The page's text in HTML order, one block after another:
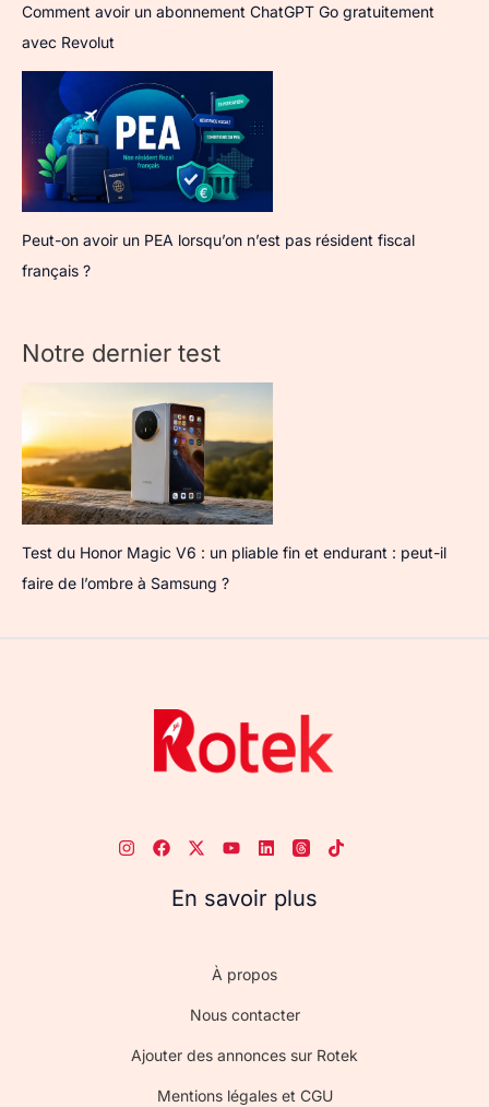
Comment avoir un abonnement ChatGPT Go gratuitement
avec Revolut
Peut-on avoir un PEA lorsqu’on n’est pas résident fiscal
français ?
Notre dernier test
Test du Honor Magic V6 : un pliable fin et endurant : peut-il
faire de l’ombre à Samsung ?
En savoir plus
À propos
Nous contacter
Ajouter des annonces sur Rotek
Mentions légales et CGU